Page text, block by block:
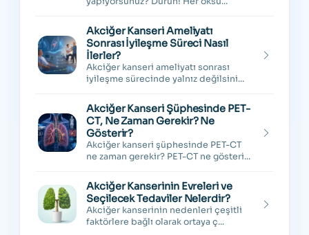
Akciğer Kanseri Ameliyatı
Sonrası İyileşme Süreci Nasıl
İlerler?
Akciğer kanseri ameliyatı sonrası
iyileşme sürecinde yalnız değilsini...
Akciğer Kanseri Şüphesinde PET-
CT, Ne Zaman Gerekir? Ne
Gösterir?
Akciğer kanseri şüphesinde PET-CT
ne zaman gerekir? PET-CT ne gösteri...
Akciğer Kanserinin Evreleri ve
Seçilecek Tedaviler Nelerdir?
Akciğer kanserinin nedenleri çeşitli
faktörlere bağlı olarak ortaya ç...